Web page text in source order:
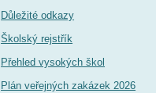
Důležité odkazy
Školský rejstřík
Přehled vysokých škol
Plán veřejných zakázek 2026